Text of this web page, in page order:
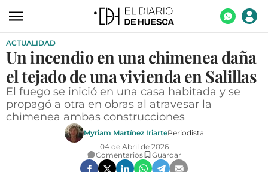
ACTUALIDAD
ECONOMÍA
TECNOLOGÍA
TURISMO
AGROALIMENTACIÓN
ACTUALIDAD
Un incendio en una chimenea daña
el tejado de una vivienda en Salillas
El fuego se inició en una casa habitada y se
propagó a otra en obras al atravesar la
chimenea ambas construcciones
Myriam Martínez IriartePeriodista
04 de Abril de 2026
Comentarios
Guardar